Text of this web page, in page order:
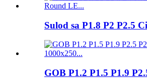
Sulod sa P1.8 P2 P2.5
GOB P1.2 P1.5 P1.9